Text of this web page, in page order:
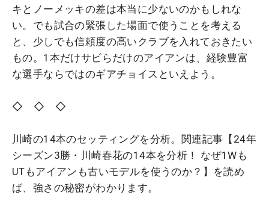
キとノーメッキの差は本当に少ないのかもしれな
い。でも試合の緊張した場面で使うことを考える
と、少しでも信頼度の高いクラブを入れておきたい
もの。1本だけサビらだけのアイアンは、経験豊富
な選手ならではのギアチョイスといえよう。
◇ ◇ ◇
川崎の14本のセッティングを分析。関連記事【24年
シーズン3勝・川崎春花の14本を分析！ なぜ1Wも
UTもアイアンも古いモデルを使うのか？】を読め
ば、強さの秘密がわかります。